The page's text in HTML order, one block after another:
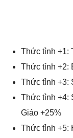
Thức tỉnh +1:
Thức tỉnh +2:
Thức tỉnh +3:
Thức tỉnh +4:
Giáo +25%
Thức tỉnh +5: